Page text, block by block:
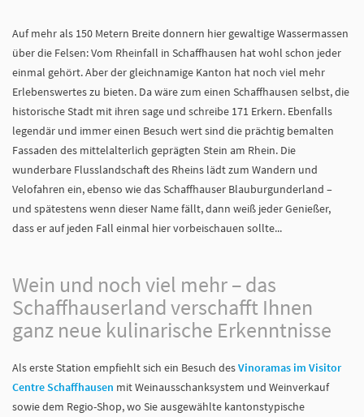
Auf mehr als 150 Metern Breite donnern hier gewaltige Wassermassen
über die Felsen: Vom Rheinfall in Schaffhausen hat wohl schon jeder
einmal gehört. Aber der gleichnamige Kanton hat noch viel mehr
Erlebenswertes zu bieten. Da wäre zum einen Schaffhausen selbst, die
historische Stadt mit ihren sage und schreibe 171 Erkern. Ebenfalls
legendär und immer einen Besuch wert sind die prächtig bemalten
Fassaden des mittelalterlich geprägten Stein am Rhein. Die
wunderbare Flusslandschaft des Rheins lädt zum Wandern und
Velofahren ein, ebenso wie das Schaffhauser Blauburgunderland –
und spätestens wenn dieser Name fällt, dann weiß jeder Genießer,
dass er auf jeden Fall einmal hier vorbeischauen sollte...
Wein und noch viel mehr – das
Schaffhauserland verschafft Ihnen
ganz neue kulinarische Erkenntnisse
Als erste Station empfiehlt sich ein Besuch desVinoramas im Visitor
Centre Schaffhausen mit Weinausschanksystem und Weinverkauf
sowie dem Regio-Shop, wo Sie ausgewählte kantonstypische